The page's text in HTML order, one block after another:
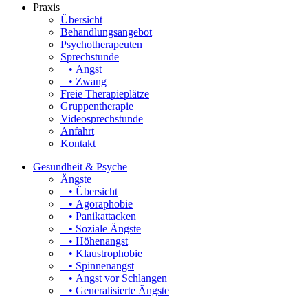
Praxis
Übersicht
Behandlungsangebot
Psychotherapeuten
Sprechstunde
• Angst
• Zwang
Freie Therapieplätze
Gruppentherapie
Videosprechstunde
Anfahrt
Kontakt
Gesundheit & Psyche
Ängste
• Übersicht
• Agoraphobie
• Panikattacken
• Soziale Ängste
• Höhenangst
• Klaustrophobie
• Spinnenangst
• Angst vor Schlangen
• Generalisierte Ängste